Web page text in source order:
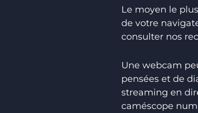
Le moyen le
de votre
consulter nos
Une webcam
pensées et de
streaming en
caméscope